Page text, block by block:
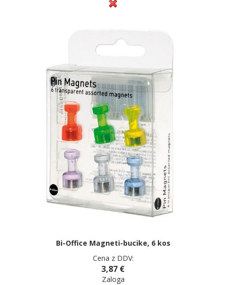
Bi-Office Magneti-bucike, 6 kos
Cena z DDV:
3,87 €
Zaloga